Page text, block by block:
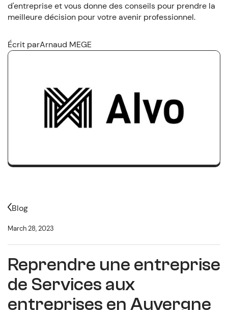
d'entreprise et vous donne des conseils pour prendre la
meilleure décision pour votre avenir professionnel.
Écrit parArnaud MEGE
Blog
March 28, 2023
Reprendre une entreprise
de Services aux
entreprises en Auvergne